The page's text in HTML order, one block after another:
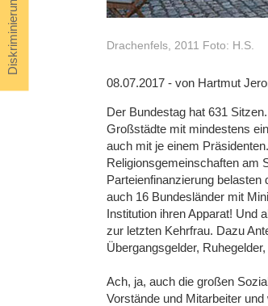
Drachenfels, 2011 Foto: H.S.
08.07.2017 - von Hartmut
Der Bundestag hat 631
Großstädte mit mindestens
auch mit je einem
Religionsgemeinschaften am
Parteienfinanzierung
auch 16 Bundesländer mit
Institution ihren Apparat! Und
zur letzten Kehrfrau. Dazu
Übergangsgelder,
Ach, ja, auch die großen
Vorstände und Mitarbeiter